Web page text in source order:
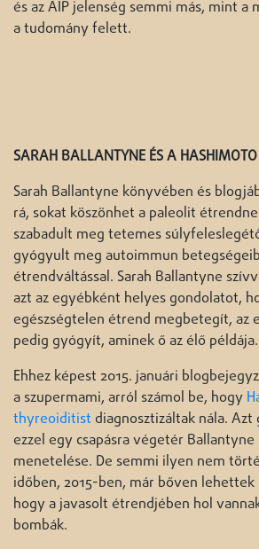
és az AIP jelenség semmi más, mint a
a tudomány felett.
SARAH BALLANTYNE ÉS A HASHIMOTO
Sarah Ballantyne könyvében és
rá, sokat köszönhet a paleolit
szabadult meg tetemes
gyógyult meg autoimmun
étrendváltással. Sarah Ballantyne
azt az egyébként helyes gondolatot,
egészségtelen étrend megbetegít, az
pedig gyógyít, aminek ő az élő példája.
Ehhez képest 2015. januári
a szupermami, arról számol be, hogy
thyreoiditist diagnosztizáltak nála.
ezzel egy csapásra végetér Ballantyne
menetelése. De semmi ilyen nem
időben, 2015-ben, már bőven
hogy a javasolt étrendjében hol
bombák.